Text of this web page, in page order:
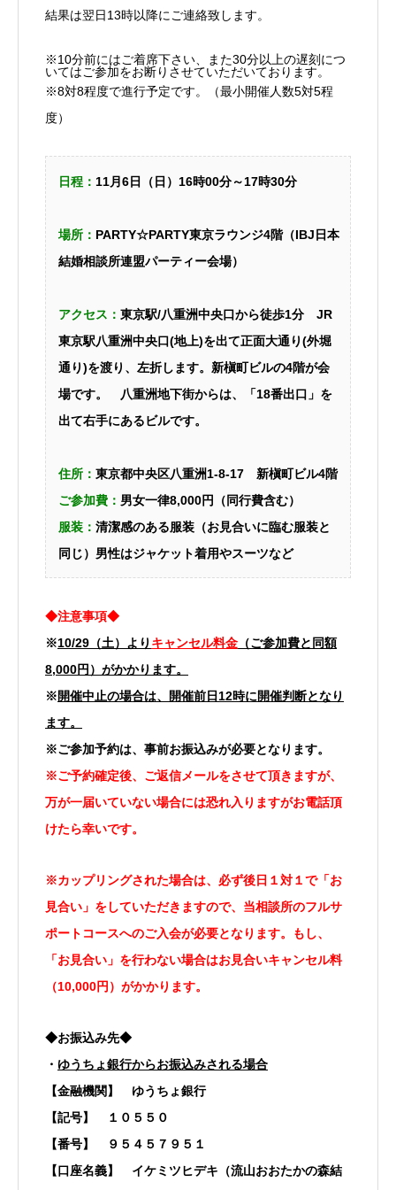
結果は翌日13時以降にご連絡致します。
※10分前にはご着席下さい、また30分以上の遅刻につ
いてはご参加をお断りさせていただいております。
※8対8程度で進行予定です。（最小開催人数5対5程
度）
日程： 11月6日（日）16時00分～17時30分
場所： PARTY☆PARTY東京ラウンジ4階（IBJ日本
結婚相談所連盟パーティー会場）
アクセス： 東京駅/八重洲中央口から徒歩1分 JR
東京駅八重洲中央口(地上)を出て正面大通り(外堀
通り)を渡り、左折します。新槇町ビルの4階が会
場です。
八重洲地下街からは、「18番出口」を
出て右手にあるビルです。
住所： 東京都中央区八重洲1-8-17 新槇町ビル4階
ご参加費： 男女一律8,000円（同行費含む）
服装： 清潔感のある服装（お見合いに臨む服装と
同じ） 男性はジャケット着用やスーツなど
◆注意事項◆
※10/29（土）より キャンセル料金 （ご参加費と同額
8,000円）がかかります。
※開催中止の場合は、開催前日12時に開催判断となり
ます。
※ご参加予約は、事前お振込みが必要となります。
※ご予約確定後、ご返信メールをさせて頂きますが、
万が一届いていない場合には恐れ入りますがお電話頂
けたら幸いです。
※カップリングされた場合は、必ず後日１対１で「お
見合い」をしていただきますので、当相談所のフルサ
ポートコースへのご入会が必要となります。
もし、
「お見合い」を行わない場合はお見合いキャンセル料
（10,000円）がかかります。
◆お振込み先◆
・ ゆうちょ銀行からお振込みされる場合
【金融機関】 ゆうちょ銀行
【記号】 １０５５０
【番号】 ９５４５７９５１
【口座名義】 イケミツヒデキ（流山おおたかの森結